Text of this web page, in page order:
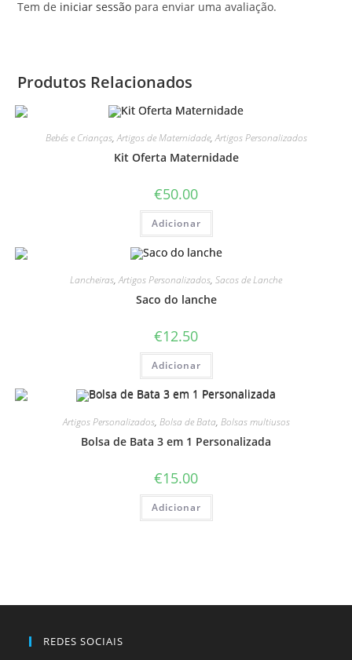
Tem de iniciar sessão para enviar uma avaliação.
Produtos Relacionados
Bebés e Crianças,Artigos de Maternidade,Artigos Personalizados
Kit Oferta Maternidade
€50.00
Adicionar
Lancheiras,Artigos Personalizados, Sacos de Lanche
Saco do lanche
€12.50
Adicionar
Artigos Personalizados, Bolsa de Bata, Bolsas multiusos
Bolsa de Bata 3 em 1 Personalizada
€15.00
Adicionar
REDES SOCIAIS